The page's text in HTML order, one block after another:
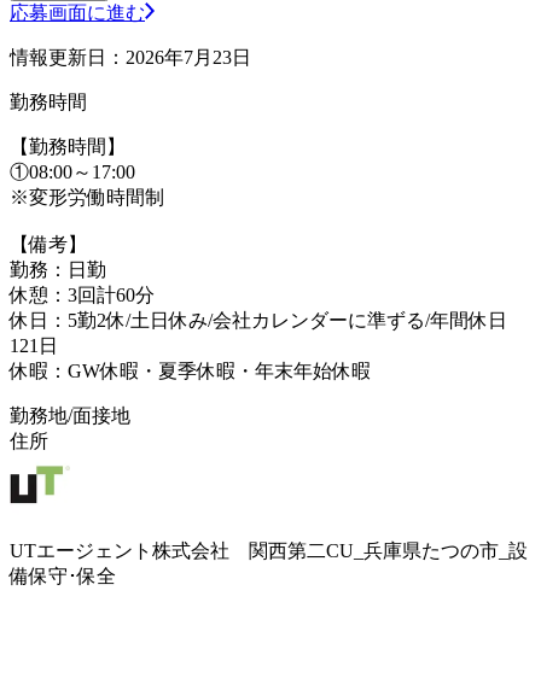
応募画面に進む
情報更新日：2026年7月23日
勤務時間
【勤務時間】
①08:00～17:00
※変形労働時間制
【備考】
勤務：日勤
休憩：3回計60分
休日：5勤2休/土日休み/会社カレンダーに準ずる/年間休日
121日
休暇：GW休暇・夏季休暇・年末年始休暇
勤務地/面接地
住所
UTエージェント株式会社 関西第二CU_兵庫県たつの市_設
備保守･保全